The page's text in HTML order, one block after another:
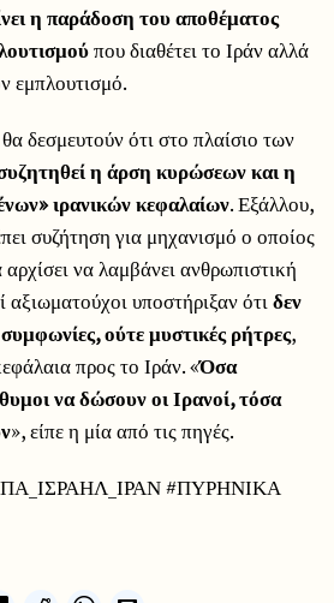
η παράδοση του αποθέματος
που διαθέτει το Ιράν αλλά
εμπλουτισμό.
δεσμευτούν ότι στο πλαίσιο των
η άρση κυρώσεων και η
ιρανικών κεφαλαίων. Εξάλλου,
συζήτηση για μηχανισμό ο οποίος
να λαμβάνει ανθρωπιστική
αξιωματούχοι υποστήριξαν ότιδεν
ούτε μυστικές ρήτρες,
προς το Ιράν. «Όσα
να δώσουν οι Ιρανοί, τόσα
», είπε η μία από τις πηγές.
#ΠΥΡΗΝΙΚΑ